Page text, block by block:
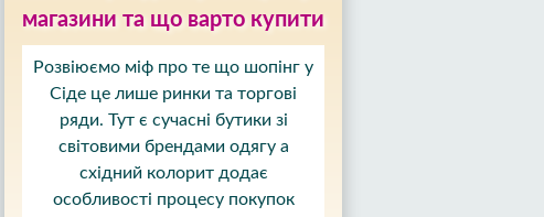
магазини та що варто купити
Розвіюємо міф про те що шопінг у
Сіде це лише ринки та торгові
ряди. Тут є сучасні бутики зі
світовими брендами одягу а
східний колорит додає
особливості процесу покупок